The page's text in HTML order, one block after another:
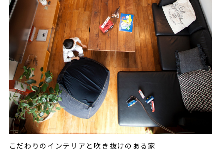
こだわりのインテリアと吹き抜けのある家